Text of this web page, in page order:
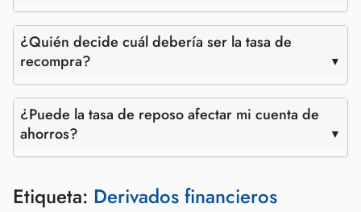
¿Quién decide cuál debería ser la tasa de
recompra?
¿Puede la tasa de reposo afectar mi cuenta de
ahorros?
Etiqueta: Derivados financieros